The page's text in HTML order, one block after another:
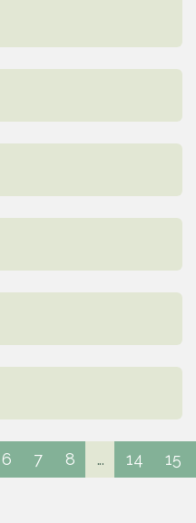
6 7 8 ... 14 15